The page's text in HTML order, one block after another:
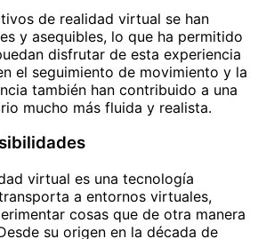
de realidad virtual se han
y asequibles, lo que ha permitido
disfrutar de esta experiencia
el seguimiento de movimiento y la
también han contribuido a una
mucho más fluida y realista.
virtual es una tecnología
a entornos virtuales,
cosas que de otra manera
su origen en la década de